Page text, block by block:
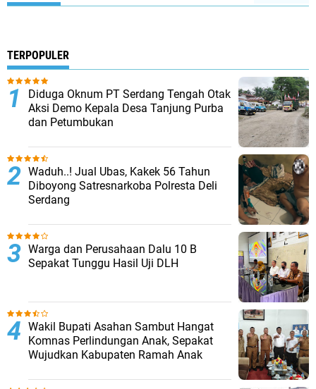
TERPOPULER
Diduga Oknum PT Serdang Tengah Otak
Aksi Demo Kepala Desa Tanjung Purba
dan Petumbukan
Waduh..! Jual Ubas, Kakek 56 Tahun
Diboyong Satresnarkoba Polresta Deli
Serdang
Warga dan Perusahaan Dalu 10 B
Sepakat Tunggu Hasil Uji DLH
Wakil Bupati Asahan Sambut Hangat
Komnas Perlindungan Anak, Sepakat
Wujudkan Kabupaten Ramah Anak